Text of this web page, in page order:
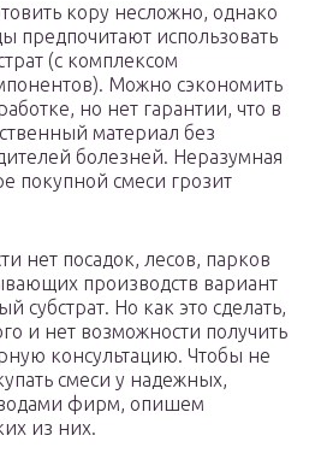
кору несложно, однако
предпочитают использовать
(с комплексом
Можно сэкономить
но нет гарантии, что в
материал без
болезней. Неразумная
покупной смеси грозит
нет посадок, лесов, парков
производств вариант
субстрат. Но как это сделать,
и нет возможности получить
консультацию. Чтобы не
смеси у надежных,
фирм, опишем
из них.